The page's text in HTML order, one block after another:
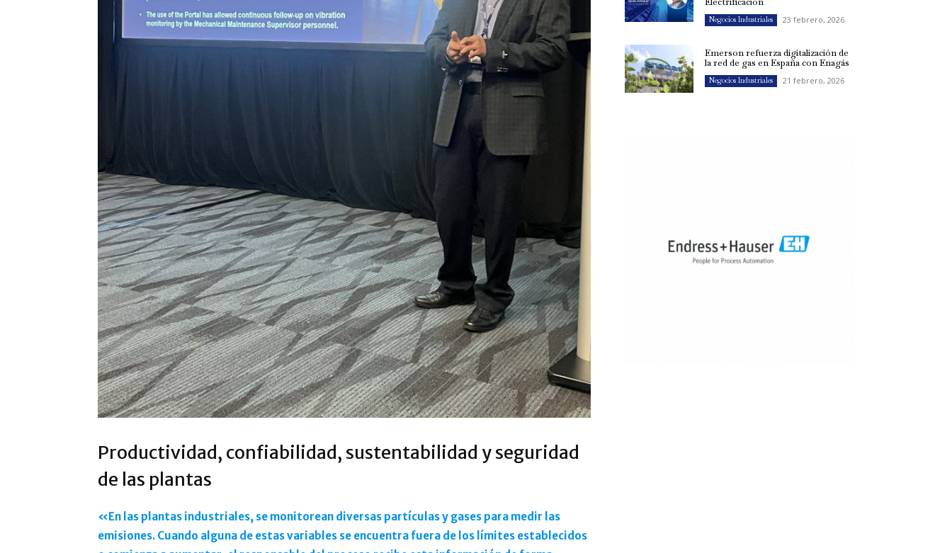
Productividad, confiabilidad, sustentabilidad y seguridad
de las plantas
«En las plantas industriales, se monitorean diversas partículas y gases para medir las
emisiones. Cuando alguna de estas variables se encuentra fuera de los límites establecidos
Negocios Industriales 23 febrero, 2026
Emerson refuerza digitalización de
la red de gas en España con Enagás
Negocios Industriales 21 febrero, 2026